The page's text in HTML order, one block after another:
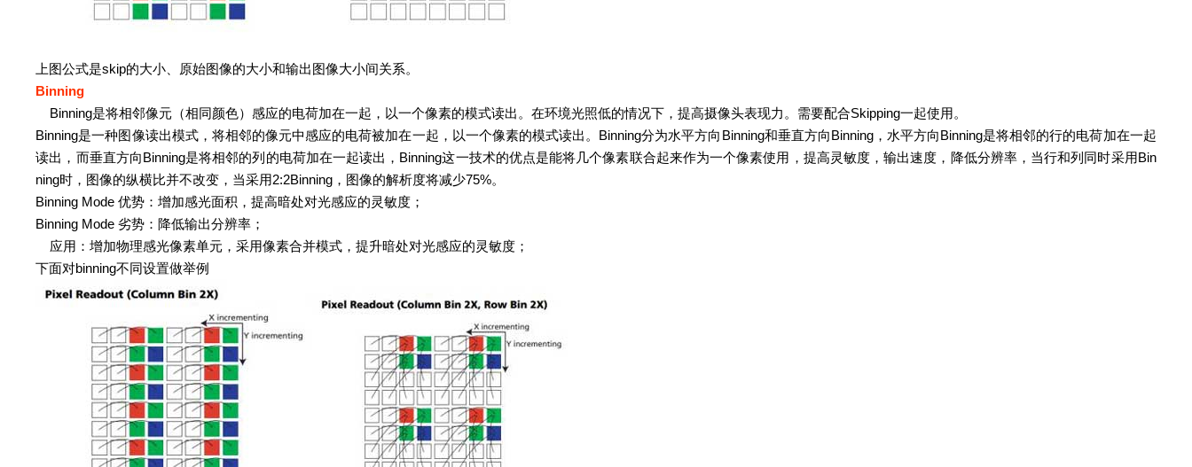
上图公式是skip的大小、原始图像的大小和输出图像大小间关系。
Binning
Binning是将相邻像元（相同颜色）感应的电荷加在一起，以一个像素的模式读出。在环境光照低的情况下，提高摄像头表现力。需要配合Skipping一起使用。
Binning是一种图像读出模式，将相邻的像元中感应的电荷被加在一起，以一个像素的模式读出。Binning分为水平方向Binning和垂直方向Binning，水平方向Binning是将相邻的行的电荷加在一起
读出，而垂直方向Binning是将相邻的列的电荷加在一起读出，Binning这一技术的优点是能将几个像素联合起来作为一个像素使用，提高灵敏度，输出速度，降低分辨率，当行和列同时采用Bin
ning时，图像的纵横比并不改变，当采用2:2Binning，图像的解析度将减少75%。
Binning Mode 优势：增加感光面积，提高暗处对光感应的灵敏度；
Binning Mode 劣势：降低输出分辨率；
应用：增加物理感光像素单元，采用像素合并模式，提升暗处对光感应的灵敏度；
下面对binning不同设置做举例